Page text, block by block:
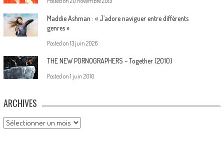
Maddie Ashman : « J’adore naviguer entre différents
genres »
Posted on 13 juin 2026
THE NEW PORNOGRAPHERS – Together (2010)
Posted on 1 juin 2010
ARCHIVES
Archives